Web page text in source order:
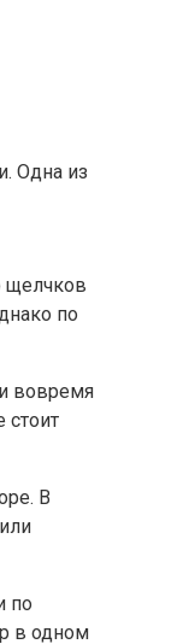
Одна из
щелчков
по
вовремя
стоит
В
по
в одном